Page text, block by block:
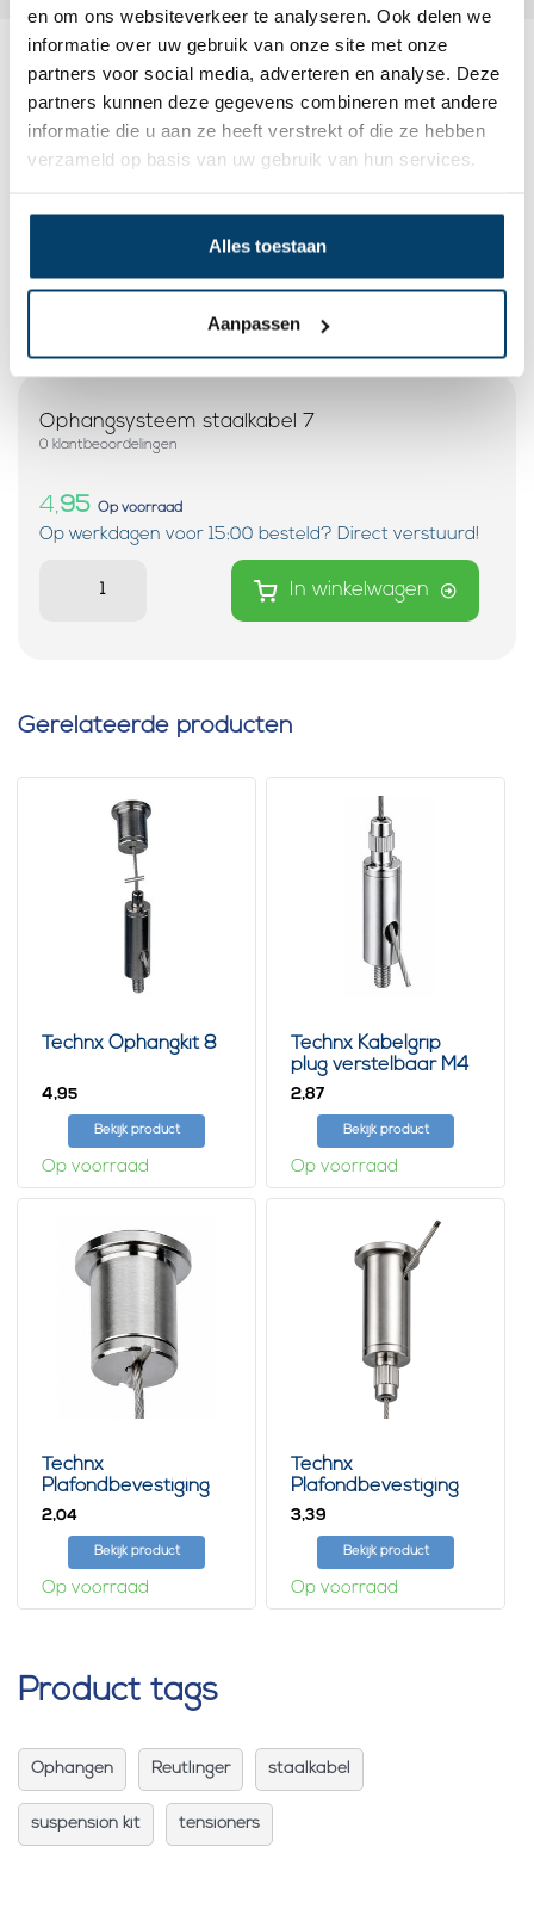
en om ons websiteverkeer te analyseren. Ook delen we
informatie over uw gebruik van onze site met onze
partners voor social media, adverteren en analyse. Deze
partners kunnen deze gegevens combineren met andere
informatie die u aan ze heeft verstrekt of die ze hebben
verzameld op basis van uw gebruik van hun services.
Alles toestaan
Aanpassen
Dit wordt ‘m
Ophangsysteem staalkabel 7
0 klantbeoordelingen
4,95 Op voorraad
Op werkdagen voor 15:00 besteld? Direct verstuurd!
In winkelwagen
Gerelateerde producten
Technx Ophangkit 8
4,95
Bekijk product
Op voorraad
Technx Kabelgrip
plug verstelbaar M4
2,87
Bekijk product
Op voorraad
Technx
Plafondbevestiging
Rond
2,04
Bekijk product
Op voorraad
Technx
Plafondbevestiging
met schroef
3,39
Bekijk product
Op voorraad
Product tags
Ophangen Reutlinger staalkabel
suspension kit tensioners